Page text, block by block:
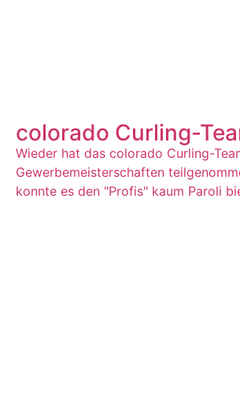
colorado Curling-
Wieder hat das colorado Curling-
Gewerbemeisterschaften
konnte es den "Profis" kaum Paroli